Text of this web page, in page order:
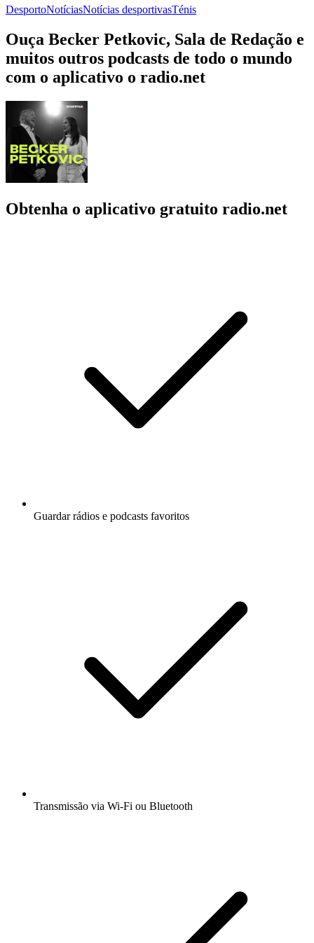
DesportoNotíciasNotícias desportivasTénis
Ouça Becker Petkovic, Sala de Redação e
muitos outros podcasts de todo o mundo
com o aplicativo o radio.net
Obtenha o aplicativo gratuito radio.net
Guardar rádios e podcasts favoritos
Transmissão via Wi-Fi ou Bluetooth